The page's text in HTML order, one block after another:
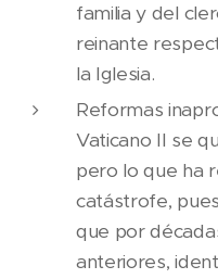
familia y del
reinante
la Iglesia.
Reformas
Vaticano II se
pero lo que ha
catástrofe,
que por
anteriores,